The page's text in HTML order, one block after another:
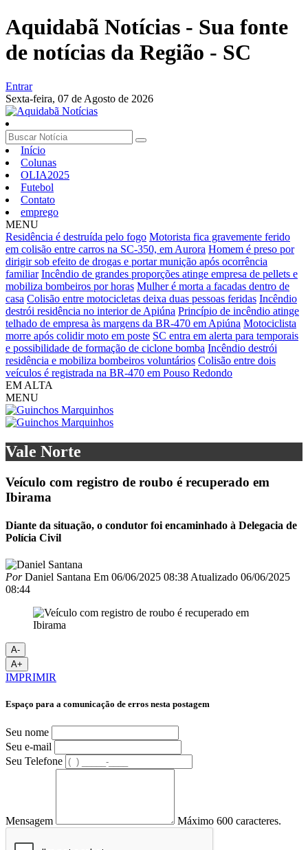
Aquidabã Notícias - Sua fonte
de notícias da Região - SC
Entrar
Sexta-feira, 07 de Agosto de 2026
Início
Colunas
OLIA2025
Futebol
Contato
emprego
MENU
Residência é destruída pelo fogo Motorista fica gravemente ferido
em colisão entre carros na SC-350, em Aurora Homem é preso por
dirigir sob efeito de drogas e portar munição após ocorrência
familiar Incêndio de grandes proporções atinge empresa de pellets e
mobiliza bombeiros por horas Mulher é morta a facadas dentro de
casa Colisão entre motocicletas deixa duas pessoas feridas Incêndio
destrói residência no interior de Apiúna Princípio de incêndio atinge
telhado de empresa às margens da BR-470 em Apiúna Motociclista
morre após colidir moto em poste SC entra em alerta para temporais
e possibilidade de formação de ciclone bomba Incêndio destrói
residência e mobiliza bombeiros voluntários Colisão entre dois
veículos é registrada na BR-470 em Pouso Redondo
EM ALTA
MENU
Vale Norte
Veículo com registro de roubo é recuperado em
Ibirama
Diante da situação, o condutor foi encaminhado à Delegacia de
Polícia Civil
PorDaniel Santana Em 06/06/2025 08:38 Atualizado 06/06/2025
08:44
A-
A+
IMPRIMIR
Espaço para a comunicação de erros nesta postagem
Seu nome
Seu e-mail
Seu Telefone
Mensagem Máximo 600 caracteres.